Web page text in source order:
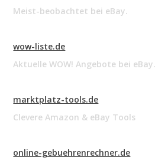
Meist-beobachtet bei eBay.
wow-liste.de
Aktuelle WOW! Angebote bei eBay.
marktplatz-tools.de
Clevere Amazon & eBay Tools
online-gebuehrenrechner.de